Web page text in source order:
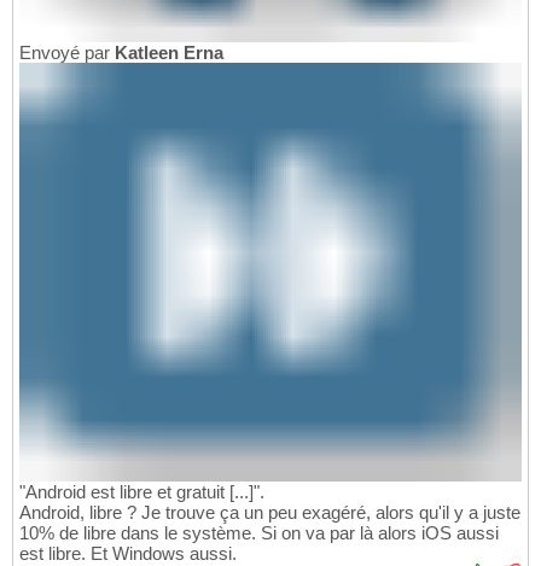
Envoyé par Katleen Erna
"Android est libre et gratuit [...]".
Android, libre ? Je trouve ça un peu exagéré, alors qu'il y a juste
10% de libre dans le système. Si on va par là alors iOS aussi
est libre. Et Windows aussi.